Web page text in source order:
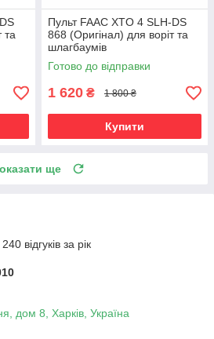
та
Пульт FAAC XTO 4 SLH-DS
868 (Oригінал) для воріт та
шлагбаумів
Готово до відправки
1 620 ₴ 1 800 ₴
Купити
ще
відгуків за рік
дом 8, Харків, Україна